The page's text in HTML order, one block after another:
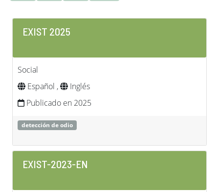
EXIST 2025
Social
Español ,
Inglés
Publicado en 2025
detección de odio
EXIST-2023-EN